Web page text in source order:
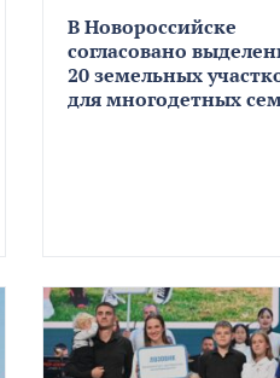
В Новороссийске
согласовано
20 земельных
для многодетных